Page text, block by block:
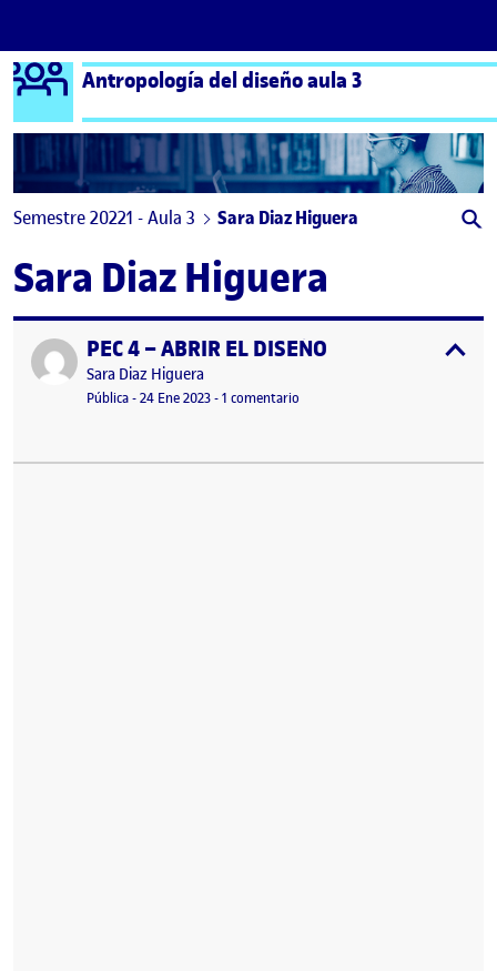
Saltar al contenido
Logo Ágora
Antropología del diseño aula 3
Semestre 20221 - Aula 3 Sara Diaz Higuera
Sara Diaz Higuera
Publicado porPEC 4 – ABRIR EL DISEÑO
Publicado por
Sara Diaz Higuera
Visibilidad:
Pública-Fecha de publicación
24 Ene 2023-1 comentario